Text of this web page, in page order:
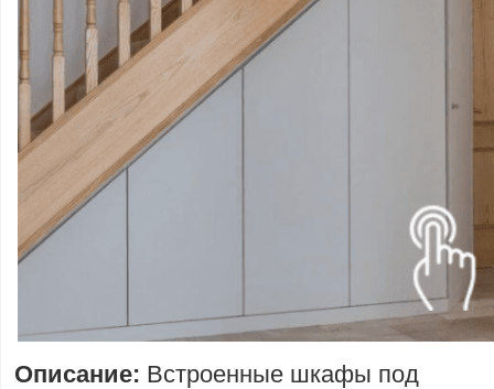
Описание: Встроенные шкафы под